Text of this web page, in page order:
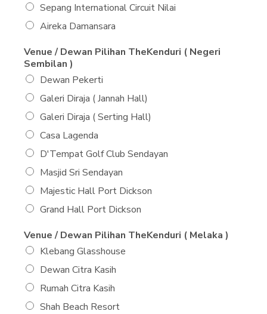
Sepang International Circuit Nilai
Aireka Damansara
Venue / Dewan Pilihan TheKenduri ( Negeri
Sembilan )
Dewan Pekerti
Galeri Diraja ( Jannah Hall)
Galeri Diraja ( Serting Hall)
Casa Lagenda
D'Tempat Golf Club Sendayan
Masjid Sri Sendayan
Majestic Hall Port Dickson
Grand Hall Port Dickson
Venue / Dewan Pilihan TheKenduri ( Melaka )
Klebang Glasshouse
Dewan Citra Kasih
Rumah Citra Kasih
Shah Beach Resort